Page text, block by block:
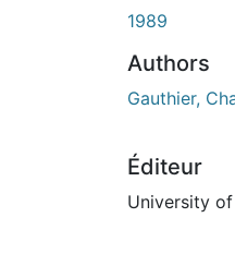
1989
Authors
Gauthier,
Éditeur
University